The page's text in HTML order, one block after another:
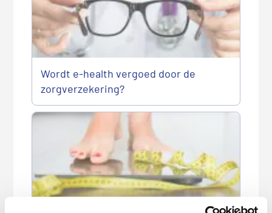
Wordt e-health vergoed door de
zorgverzekering?